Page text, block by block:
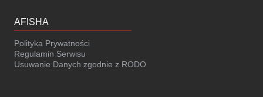
AFISHA
Polityka Prywatności
Regulamin Serwisu
Usuwanie Danych zgodnie z RODO